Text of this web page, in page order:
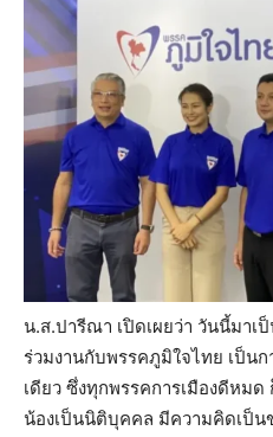
น.ส.ปารีณา เปิดเผยว่า วันนี้มาเ
ร่วมงานกับพรรคภูมิใจไทย เป็น
เดียว ซึ่งทุกพรรคการเมืองดีหมด
น้องเป็นนิติบุคคล มีความคิดเป็น